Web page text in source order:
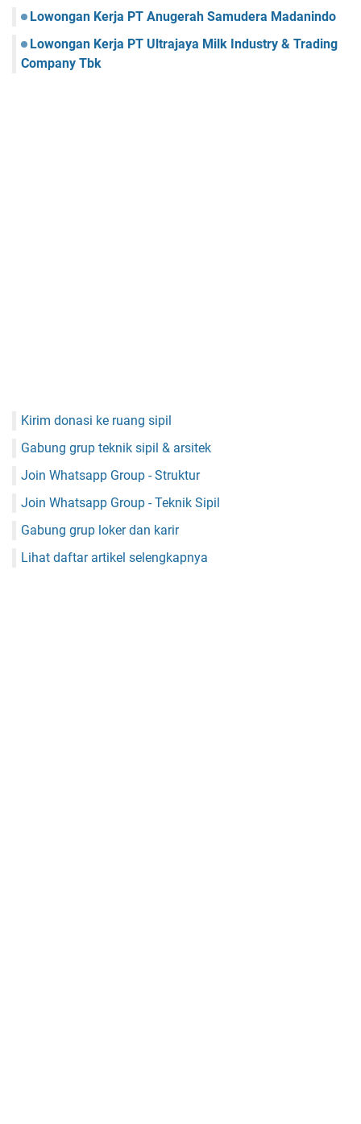
Lowongan Kerja PT Anugerah Samudera Madanindo
Lowongan Kerja PT Ultrajaya Milk Industry & Trading
Company Tbk
Kirim donasi ke ruang sipil
Gabung grup teknik sipil & arsitek
Join Whatsapp Group - Struktur
Join Whatsapp Group - Teknik Sipil
Gabung grup loker dan karir
Lihat daftar artikel selengkapnya